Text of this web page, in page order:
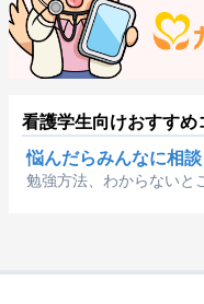
看護学生向けおすすめ
悩んだらみんなに相
勉強方法、わからないと